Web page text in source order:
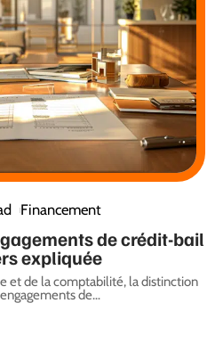
Financement
de crédit-bail
expliquée
et de la comptabilité, la distinction
de…